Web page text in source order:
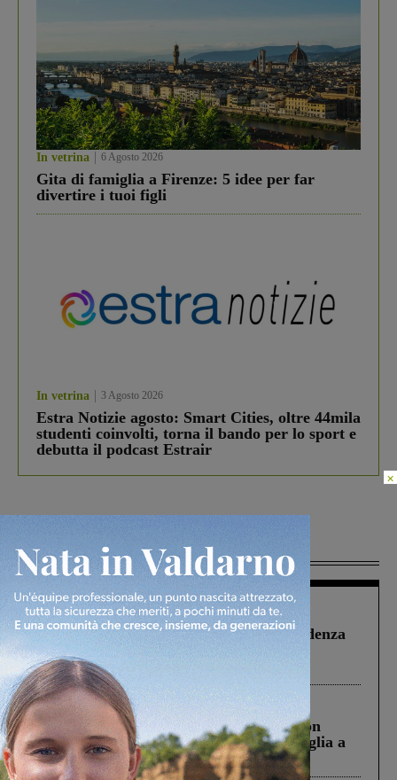
In vetrina 6 Agosto 2026
Gita di famiglia a Firenze: 5 idee per far
divertire i tuoi figli
In vetrina 3 Agosto 2026
Estra Notizie agosto: Smart Cities, oltre 44mila
studenti coinvolti, torna il bando per lo sport e
debutta il podcast Estrair
Più lette
Figline Incisa Valdarno 1 Agosto 2026
Piscina di Figline finanziata oltre la scadenza
Pnrr, il gruppo di Fratelli d’Italia: “Un
ringraziamento al Governo”
Cronaca 3 Agosto 2026
Scomparso da una struttura di Castiglion
Fiorentino l’uomo che aveva ucciso la figlia a
Levane nel 2020
×